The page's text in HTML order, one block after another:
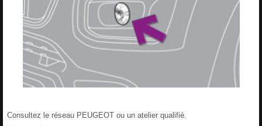
Consultez le réseau PEUGEOT ou un atelier qualifié.